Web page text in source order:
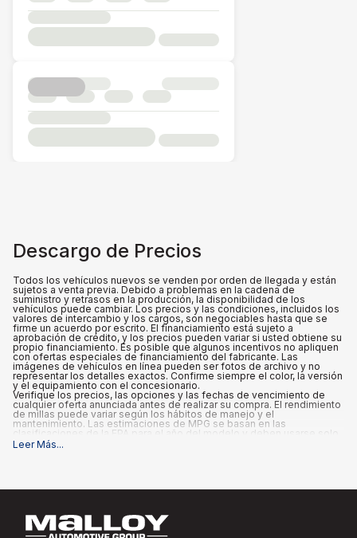
Descargo de Precios
Todos los vehículos nuevos se venden por orden de llegada y están
sujetos a venta previa. Debido a problemas en la cadena de
suministro y retrasos en la producción, la disponibilidad de los
vehículos puede cambiar. Los precios y las condiciones, incluidos los
valores de intercambio y los cargos, son negociables hasta que se
firme un acuerdo por escrito. El financiamiento está sujeto a
aprobación de crédito, y los precios pueden variar si usted obtiene su
propio financiamiento. Es posible que algunos incentivos no apliquen
con ofertas especiales de financiamiento del fabricante. Las
imágenes de vehículos en línea pueden ser fotos de archivo y no
representar los detalles exactos. Confirme siempre el color, la versión
y el equipamiento con el concesionario.
Verifique los precios, las opciones y las fechas de vencimiento de
cualquier oferta anunciada antes de realizar su compra. El rendimiento
de millas puede variar según los hábitos de manejo y el
mantenimiento. Las estimaciones de MPG se basan en las
clasificaciones de la EPA para el año del modelo y deben usarse solo
para fines de comparación.
Podrían existir reembolsos o incentivos adicionales según la
elegibilidad. Estos incentivos y precios están sujetos a cambios
según los programas del fabricante.
Leer Más...